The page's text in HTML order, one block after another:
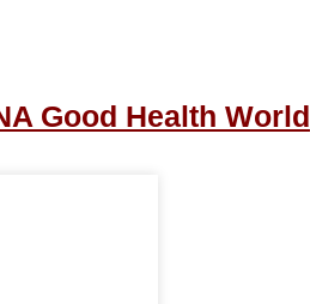
Good Health World